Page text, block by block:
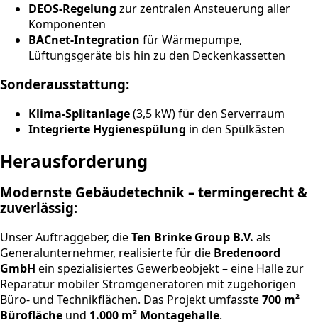
DEOS-Regelung zur zentralen Ansteuerung aller
Komponenten
BACnet-Integration für Wärmepumpe,
Lüftungsgeräte bis hin zu den Deckenkassetten
Sonderausstattung:
Klima-Splitanlage(3,5 kW) für den Serverraum
Integrierte Hygienespülung in den Spülkästen
Herausforderung
Modernste Gebäudetechnik – termingerecht &
zuverlässig:
Unser Auftraggeber, dieTen Brinke Group B.V. als
Generalunternehmer, realisierte für die Bredenoord
GmbH ein spezialisiertes Gewerbeobjekt – eine Halle zur
Reparatur mobiler Stromgeneratoren mit zugehörigen
Büro- und Technikflächen. Das Projekt umfasste700 m²
Bürofläche und 1.000 m² Montagehalle.